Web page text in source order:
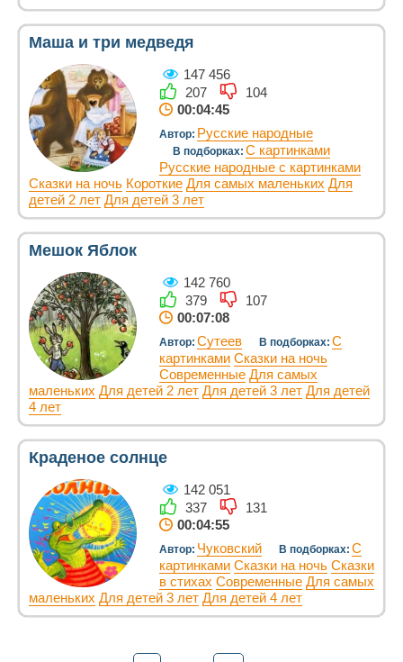
Маша и три медведя
147 456
207
104
00:04:45
Автор: Русские народные
В подборках: С картинками
Русские народные с картинками
Сказки на ночь Короткие Для самых маленьких Для
детей 2 лет Для детей 3 лет
Мешок Яблок
142 760
379
107
00:07:08
Автор: Сутеев В подборках: С
картинками Сказки на ночь
Современные Для самых
маленьких Для детей 2 лет Для детей 3 лет Для детей
4 лет
Краденое солнце
142 051
337
131
00:04:55
Автор: Чуковский В подборках: С
картинками Сказки на ночь Сказки
в стихах Современные Для самых
маленьких Для детей 3 лет Для детей 4 лет